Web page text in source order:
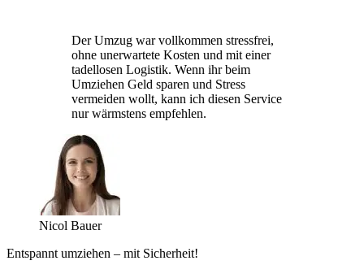
Der Umzug war vollkommen stressfrei,
ohne unerwartete Kosten und mit einer
tadellosen Logistik. Wenn ihr beim
Umziehen Geld sparen und Stress
vermeiden wollt, kann ich diesen Service
nur wärmstens empfehlen.
Nicol Bauer
Entspannt umziehen – mit Sicherheit!